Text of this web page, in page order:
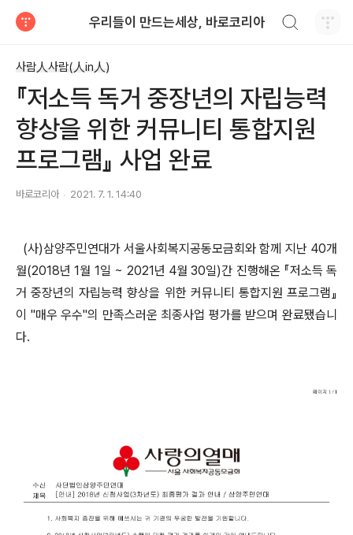
우리들이 만드는세상, 바로코리아
사람人사람(人in人)
『저소득 독거 중장년의 자립능력
향상을 위한 커뮤니티 통합지원
프로그램』 사업 완료
바로코리아 2021. 7. 1. 14:40
(사)삼양주민연대가 서울사회복지공동모금회와 함께 지난 40개
월(2018년 1월 1일 ~ 2021년 4월 30일)간 진행해온 『저소득 독
거 중장년의 자립능력 향상을 위한 커뮤니티 통합지원 프로그램』
이 "매우 우수"의 만족스러운 최종사업 평가를 받으며 완료됐습니
다.